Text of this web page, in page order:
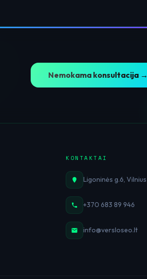
Nemokama konsultacija →
KONTAKTAI
Ligoninės g.6, Vilnius
+370 683 89 946
info@versloseo.lt